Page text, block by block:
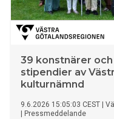
39 konstnärer
stipendier av
kulturnämnd
9.6.2026 15:05:03 CEST
Pressmeddelande